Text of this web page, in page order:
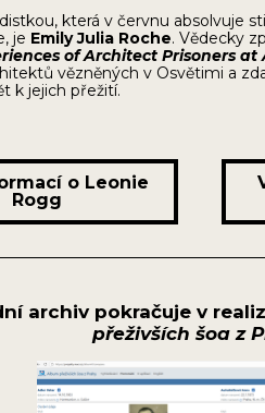
která v červnu absolvuje
je Emily Julia Roche. Vědecky
of Architect Prisoners at
vězněných v Osvětimi a
k jejich přežití.
o Leonie
Rogg
archiv pokračuje v
přeživších šoa z